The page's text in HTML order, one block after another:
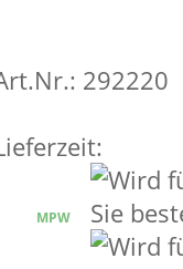
292220
MPW